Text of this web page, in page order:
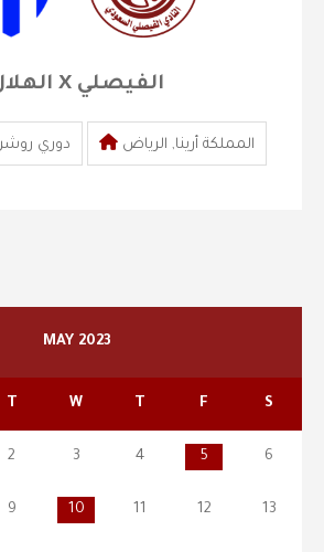
الهلال X الفيصلي
دوري المملكة أرينا, الرياض
MAY 2023
T W T F S
2 3 4 5 6
9 10 11 12 13